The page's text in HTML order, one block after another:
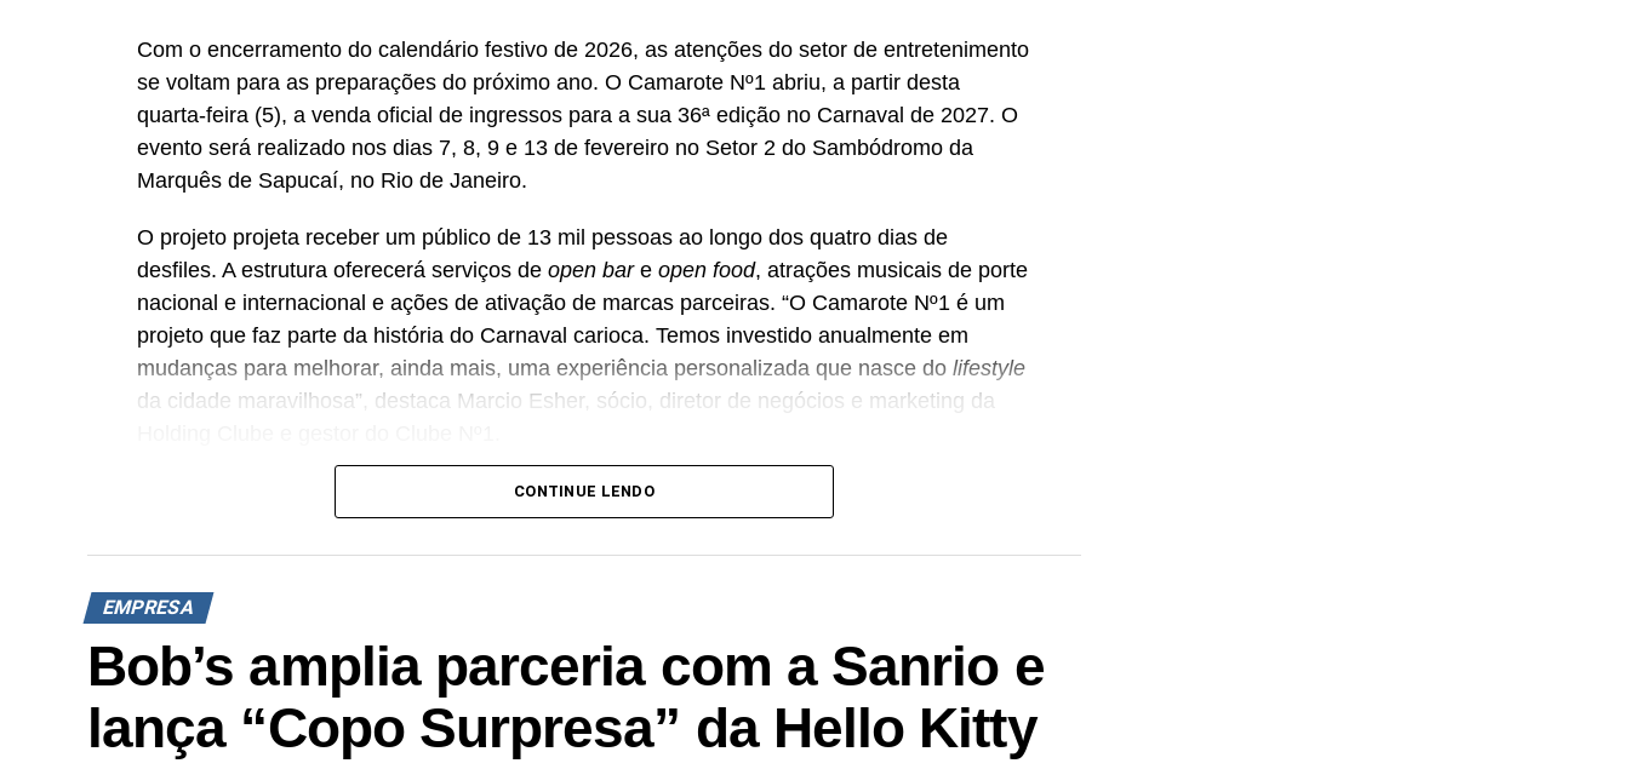
Com o encerramento do calendário festivo de 2026, as atenções do setor de entretenimento
se voltam para as preparações do próximo ano. O Camarote Nº1 abriu, a partir desta
quarta-feira (5), a venda oficial de ingressos para a sua 36ª edição no Carnaval de 2027. O
evento será realizado nos dias 7, 8, 9 e 13 de fevereiro no Setor 2 do Sambódromo da
Marquês de Sapucaí, no Rio de Janeiro.
O projeto projeta receber um público de 13 mil pessoas ao longo dos quatro dias de
desfiles. A estrutura oferecerá serviços de open bare open food, atrações musicais de porte
nacional e internacional e ações de ativação de marcas parceiras. “O Camarote Nº1 é um
projeto que faz parte da história do Carnaval carioca. Temos investido anualmente em
mudanças para melhorar, ainda mais, uma experiência personalizada que nasce do lifestyle
da cidade maravilhosa”, destaca Marcio Esher, sócio, diretor de negócios e marketing da
A produção do evento é assinada pela agência Banco_ em parceria com a Storymakers e a
Cross Networking, empresas pertencentes ao ecossistema da Holding Clube. O projeto
criativo mantém a assinatura “Brasil na Veia”, conceito focado na valorização da cultura
nacional, da música e da hospitalidade carioca.
Os convites individuais já estão disponíveis para compra no canal oficial da Ticketmaster,
com lote inicial a partir de R$ 3.950,00. As demais atualizações e atrações do evento serão
divulgadas nos canais oficiais do camarote nos próximos meses.
CONTINUE LENDO
EMPRESA
Bob’s amplia parceria com a Sanrio e
lança “Copo Surpresa” da Hello Kitty